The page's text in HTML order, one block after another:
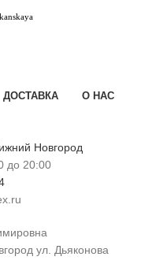
ДОСТАВКА О НАС
Новгород
до 20:00
ул. Дьяконова